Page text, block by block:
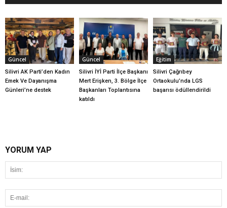
Güncel
Silivri AK Parti’den Kadın
Emek Ve Dayanışma
Günleri’ne destek
Güncel
Silivri İYİ Parti İlçe Başkanı
Mert Erişken, 3. Bölge İlçe
Başkanları Toplantısına
katıldı
Eğitim
Silivri Çağrıbey
Ortaokulu’nda LGS
başarısı ödüllendirildi
YORUM YAP